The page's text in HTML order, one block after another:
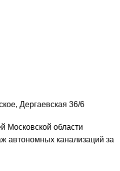
Дергаевская 36/6
Московской области
автономных канализаций за